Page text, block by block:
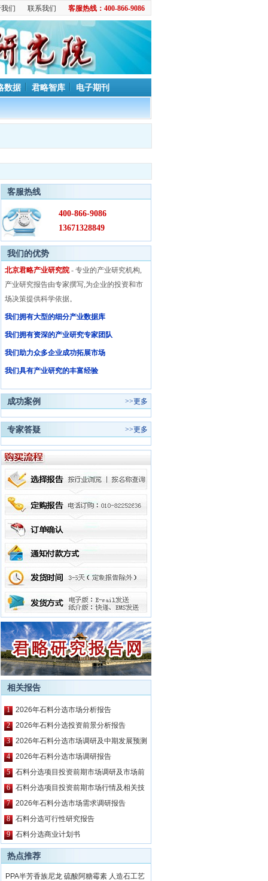
客服热线：400-866-9086
联系我们
们
数据 君略智库 电子期刊
客服热线
400-866-9086
13671328849
我们的优势
北京君略产业研究院- 专业的产业研究机构,
产业研究报告由专家撰写,为企业的投资和市
场决策提供科学依据。
我们拥有大型的细分产业数据库
我们拥有资深的产业研究专家团队
我们助力众多企业成功拓展市场
我们具有产业研究的丰富经验
成功案例 >>更多
专家答疑 >>更多
相关报告
1
2026年石料分选市场分析报告
2
2026年石料分选投资前景分析报告
3
2026年石料分选市场调研及中期发展预测
报告
4
2026年石料分选市场调研报告
5
石料分选项目投资前期市场调研及市场前
景预测报告
6
石料分选项目投资前期市场行情及相关技
术调研报告
7
2026年石料分选市场需求调研报告
8
石料分选可行性研究报告
9
石料分选商业计划书
热点推荐
PPA半芳香族尼龙 硫酸阿糖霉素 人造石工艺